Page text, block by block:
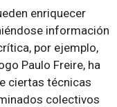
enriquecer
información
por ejemplo,
Paulo Freire, ha
ciertas técnicas
colectivos